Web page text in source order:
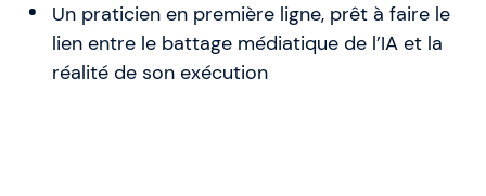
Un praticien en première ligne, prêt à faire le
lien entre le battage médiatique de l’IA et la
réalité de son exécution